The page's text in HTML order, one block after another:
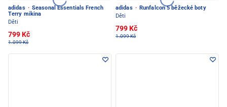
adidas · Seasonal Essentials French
Terry mikina
Děti
799 Kč
1.099 Kč
adidas · Runfalcon 5 běžecké boty
Děti
799 Kč
1.099 Kč